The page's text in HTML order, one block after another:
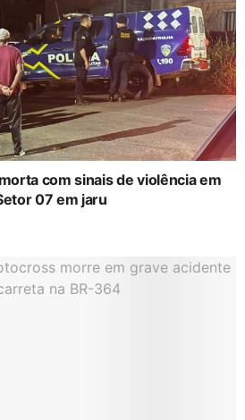
com sinais de violência em
07 em jaru